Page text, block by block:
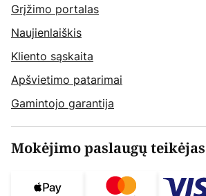
Grįžimo portalas
Naujienlaiškis
Kliento sąskaita
Apšvietimo patarimai
Gamintojo garantija
Mokėjimo paslaugų teikėjas